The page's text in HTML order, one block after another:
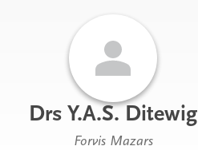
Drs Y.A.S. Ditewig
Forvis Mazars